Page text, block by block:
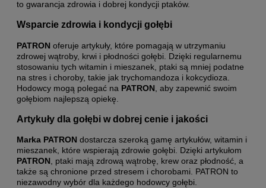
to gwarancja zdrowia i dobrej kondycji ptaków.
Wsparcie zdrowia i kondycji gołębi
PATRON oferuje artykuły, które pomagają w utrzymaniu
zdrowej wątroby, krwi i płodności gołębi. Dzięki regularnemu
stosowaniu tych witamin i mieszanek, ptaki są mniej podatne
na stres i choroby, takie jak trychomandoza i kokcydioza.
Hodowcy mogą polegać na PATRON , aby zapewnić swoim
gołębiom najlepszą opiekę.
Artykuły dla gołębi w dobrej cenie i jakości
Marka PATRON dostarcza szeroką gamę artykułów, witamin i
mieszanek, które wspierają zdrowie gołębi. Dzięki artykułom
PATRON, ptaki mają zdrową wątrobę, krew oraz płodność, a
także są chronione przed stresem i chorobami. PATRON to
niezawodny wybór dla każdego hodowcy gołębi.